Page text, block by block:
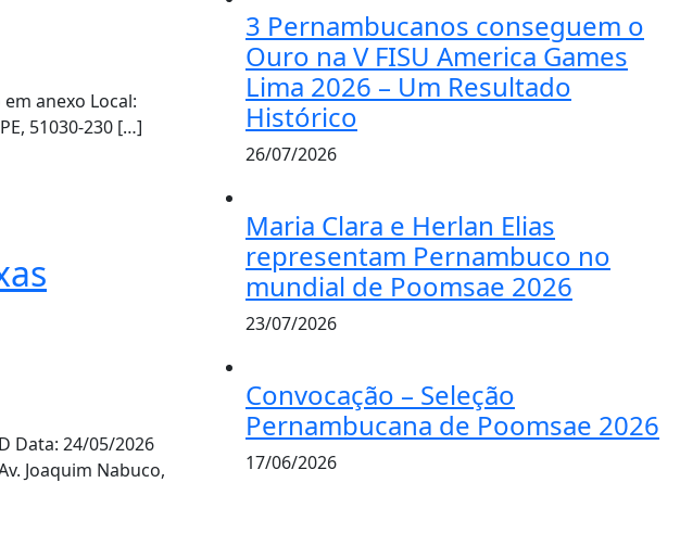
anexo Local:
51030-230 […]
Data: 24/05/2026
Joaquim Nabuco,
3 Pernambucanos conseguem o
Ouro na V FISU America Games
Lima 2026 – Um Resultado
Histórico
26/07/2026
Maria Clara e Herlan Elias
representam Pernambuco no
mundial de Poomsae 2026
23/07/2026
Convocação – Seleção
Pernambucana de Poomsae 2026
17/06/2026